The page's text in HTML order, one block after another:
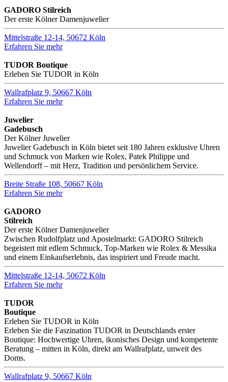
GADORO Stilreich
Der erste Kölner Damenjuwelier
Mittelstraße 12-14, 50672 Köln
Erfahren Sie mehr
TUDOR Boutique
Erleben Sie TUDOR in Köln
Wallrafplatz 9, 50667 Köln
Erfahren Sie mehr
Juwelier
Gadebusch
Der Kölner Juwelier
Juwelier Gadebusch in Köln bietet seit 180 Jahren exklusive Uhren
und Schmuck von Marken wie Rolex, Patek Philippe und
Wellendorff – mit Herz, Tradition und persönlichem Service.
Breite Straße 108, 50667 Köln
Erfahren Sie mehr
GADORO
Stilreich
Der erste Kölner Damenjuwelier
Zwischen Rudolfplatz und Apostelmarkt: GADORO Stilreich
begeistert mit edlem Schmuck, Top-Marken wie Rolex & Messika
und einem Einkaufserlebnis, das inspiriert und Freude macht.
Mittelstraße 12-14, 50672 Köln
Erfahren Sie mehr
TUDOR
Boutique
Erleben Sie TUDOR in Köln
Erleben Sie die Faszination TUDOR in Deutschlands erster
Boutique: Hochwertige Uhren, ikonisches Design und kompetente
Beratung – mitten in Köln, direkt am Wallrafplatz, unweit des
Doms.
Wallrafplatz 9, 50667 Köln